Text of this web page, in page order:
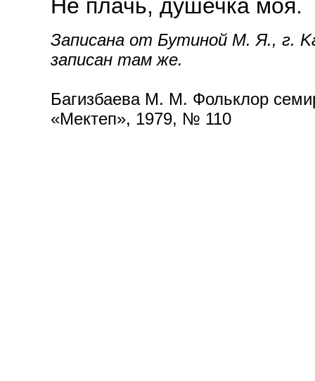
Не плачь, душечка моя.
Записана от Бутиной М. Я., г.
записан там же.
Багизбаева М. М. Фольклор
«Мектеп», 1979, № 110